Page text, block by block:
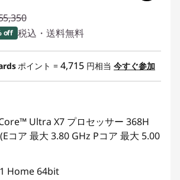
off 税込・送料無料
ポイント = 4,715 円相当 今すぐ参加
Ultra X7 プロセッサー 368H
コア 最大 3.80 GHz Pコア 最大 5.00
Home 64bit